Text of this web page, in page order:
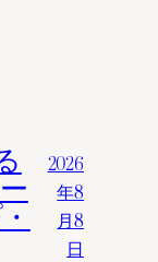
2026
年8
月8
日